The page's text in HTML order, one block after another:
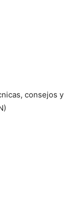
consejos y